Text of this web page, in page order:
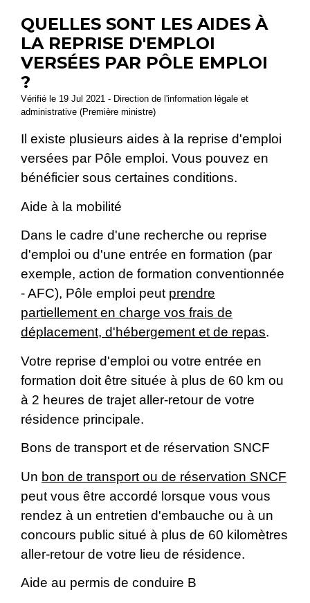
QUELLES SONT LES AIDES À
LA REPRISE D'EMPLOI
VERSÉES PAR PÔLE EMPLOI
?
Vérifié le 19 Jul 2021 - Direction de l'information légale et
administrative (Première ministre)
Il existe plusieurs aides à la reprise d'emploi
versées par Pôle emploi. Vous pouvez en
bénéficier sous certaines conditions.
Aide à la mobilité
Dans le cadre d'une recherche ou reprise
d'emploi ou d'une entrée en formation (par
exemple, action de formation conventionnée
- AFC), Pôle emploi peut prendre
partiellement en charge vos frais de
déplacement, d'hébergement et de repas.
Votre reprise d'emploi ou votre entrée en
formation doit être située à plus de 60 km ou
à 2 heures de trajet aller-retour de votre
résidence principale.
Bons de transport et de réservation SNCF
Un bon de transport ou de réservation SNCF
peut vous être accordé lorsque vous vous
rendez à un entretien d'embauche ou à un
concours public situé à plus de 60 kilomètres
aller-retour de votre lieu de résidence.
Aide au permis de conduire B